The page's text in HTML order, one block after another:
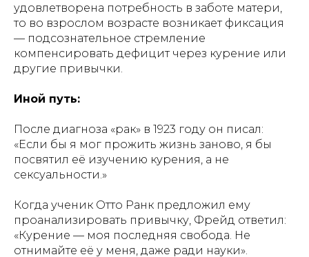
удовлетворена потребность в заботе матери,
то во взрослом возрасте возникает фиксация
— подсознательное стремление
компенсировать дефицит через курение или
другие привычки.
Иной путь:
После диагноза «рак» в 1923 году он писал:
«Если бы я мог прожить жизнь заново, я бы
посвятил её изучению курения, а не
сексуальности.»
Когда ученик Отто Ранк предложил ему
проанализировать привычку, Фрейд ответил:
«Курение — моя последняя свобода. Не
отнимайте её у меня, даже ради науки».